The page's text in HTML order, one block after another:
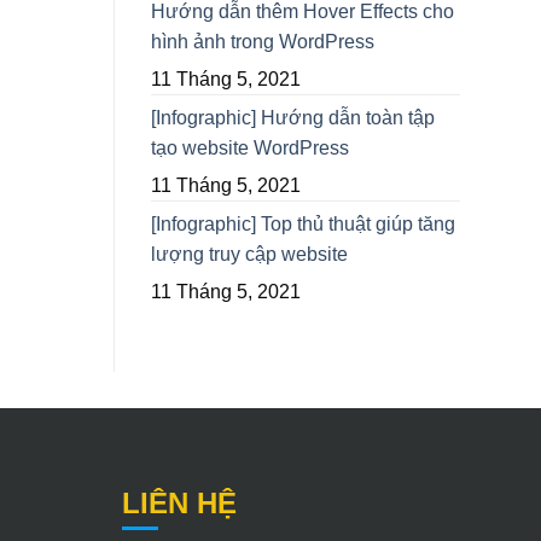
Hướng dẫn thêm Hover Effects cho
hình ảnh trong WordPress
11 Tháng 5, 2021
[Infographic] Hướng dẫn toàn tập
tạo website WordPress
11 Tháng 5, 2021
[Infographic] Top thủ thuật giúp tăng
lượng truy cập website
11 Tháng 5, 2021
LIÊN HỆ